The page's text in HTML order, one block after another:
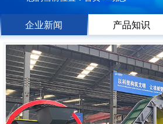
品
视
频
现
场
方
案
动
企业新闻 产品知识